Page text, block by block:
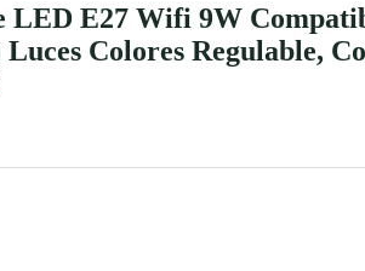
E27 Wifi 9W
Colores Regulable,